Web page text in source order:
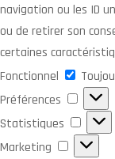
navigation ou les ID
ou de retirer son
certaines
Fonctionnel
Préférences
Statistiques
Marketing